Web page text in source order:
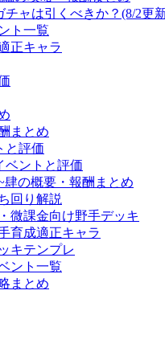
ャは引くべきか？(8/2更
ト一覧
正キャラ
まとめ
と評価
ベントと評価
肆の概要・報酬まとめ
回り解説
微課金向け野手デッキ
育成適正キャラ
キテンプレ
ント一覧
まとめ